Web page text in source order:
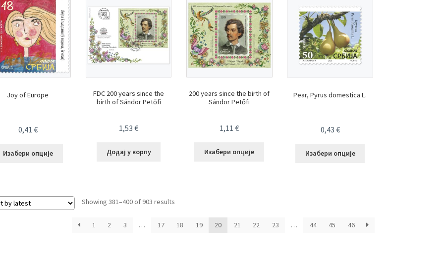
Joy of Europe
0,41 €
Изабери опције
FDC 200 years since the
birth of Sándor Petőfi
1,53€
Додај у корпу
200 years since the birth of
Sándor Petőfi
1,11€
Изабери опције
Pear, Pyrus domestica L.
0,43 €
Изабери опције
Showing 381–400 of 903 resultsSorted
latest
1 2 3 … 17 18 19 20 21 22 23 … 44 45 46